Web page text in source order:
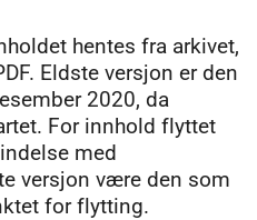
hentes fra arkivet,
Eldste versjon er den
2020, da
For innhold flyttet
med
versjon være den som
for flytting.